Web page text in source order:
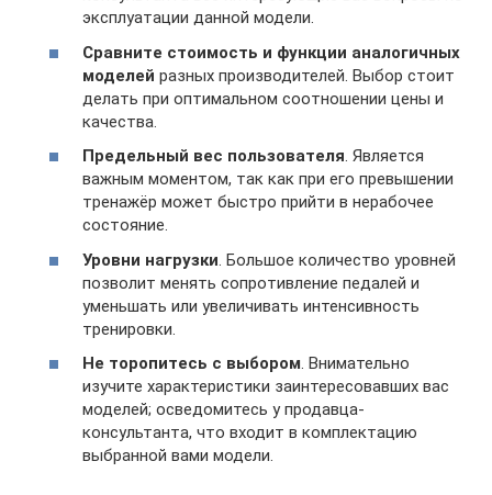
эксплуатации данной модели.
Сравните стоимость и функции аналогичных
моделей разных производителей. Выбор стоит
делать при оптимальном соотношении цены и
качества.
Предельный вес пользователя. Является
важным моментом, так как при его превышении
тренажёр может быстро прийти в нерабочее
состояние.
Уровни нагрузки. Большое количество уровней
позволит менять сопротивление педалей и
уменьшать или увеличивать интенсивность
тренировки.
Не торопитесь с выбором. Внимательно
изучите характеристики заинтересовавших вас
моделей; осведомитесь у продавца-
консультанта, что входит в комплектацию
выбранной вами модели.